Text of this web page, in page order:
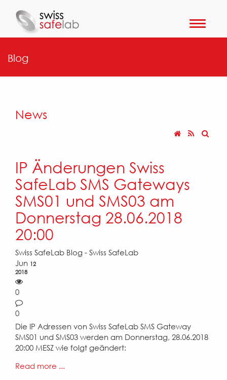
Toggle
Blog
News
IP Änderungen Swiss
SafeLab SMS Gateways
SMS01 und SMS03 am
Donnerstag 28.06.2018
20:00
Swiss SafeLab Blog - Swiss SafeLab
Jun 12
2018
0
0
Die IP Adressen von Swiss SafeLab SMS Gateway
SMS01 und SMS03 werden am Donnerstag, 28.06.2018
20:00 MESZ wie folgt geändert:
Read more ...